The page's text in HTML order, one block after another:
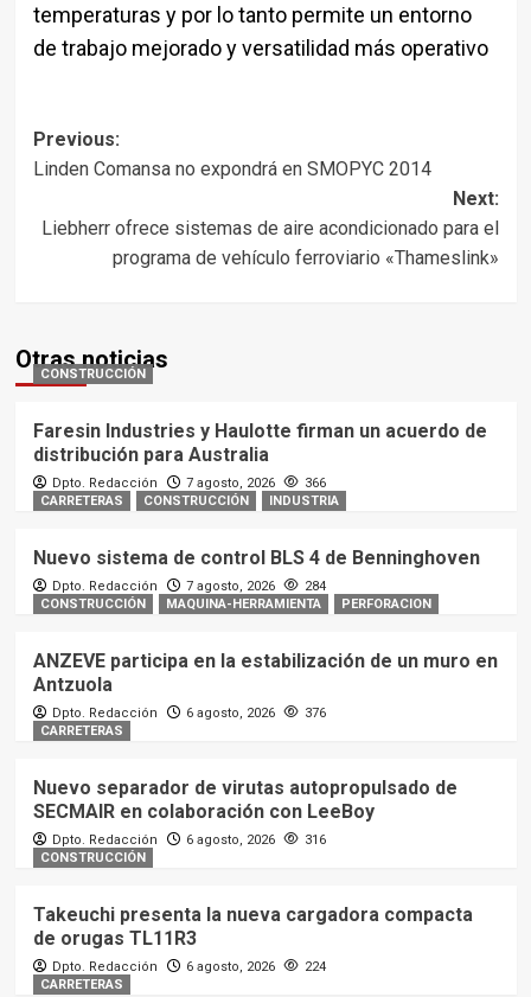
temperaturas y por lo tanto permite un entorno
de trabajo mejorado y versatilidad más operativo
Post
Previous:
Linden Comansa no expondrá en SMOPYC 2014
Next:
Liebherr ofrece sistemas de aire acondicionado para el
programa de vehículo ferroviario «Thameslink»
Otras noticias
CONSTRUCCIÓN
Faresin Industries y Haulotte firman un acuerdo de
distribución para Australia
Dpto. Redacción 7 agosto, 2026
366
CARRETERAS
CONSTRUCCIÓN INDUSTRIA
Nuevo sistema de control BLS 4 de Benninghoven
Dpto. Redacción 7 agosto, 2026
284
CONSTRUCCIÓN
MAQUINA-HERRAMIENTA PERFORACION
ANZEVE participa en la estabilización de un muro en
Antzuola
Dpto. Redacción 6 agosto, 2026
376
CARRETERAS
Nuevo separador de virutas autopropulsado de
SECMAIR en colaboración con LeeBoy
Dpto. Redacción 6 agosto, 2026
316
CONSTRUCCIÓN
Takeuchi presenta la nueva cargadora compacta
de orugas TL11R3
Dpto. Redacción 6 agosto, 2026
224
CARRETERAS